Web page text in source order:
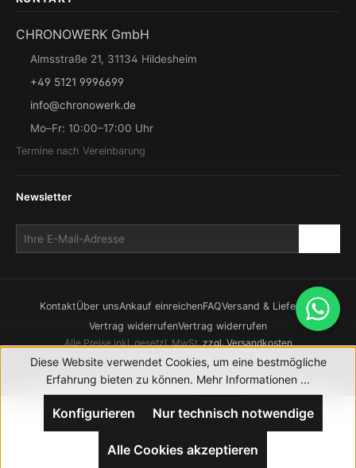
CHRONOWERK GmbH
Almsstraße 21, 31134 Hildesheim
+49 5121 9996699
info@chronowerk.de
Mo–Fr: 10:00–17:00 Uhr
Termine nach Vereinbarung
Newsletter
KontaktÜber unsAnkauf einreichenFAQVersand & Lieferung
Vertrag widerrufenVertrag widerrufen
Alle Preise inkl. gesetzl. MwSt.zzgl. Versandkosten
© 2026 CHRONOWERK GmbH. Alle Rechte vorbehalten.
Realisierung durch XICTRON
Diese Website verwendet Cookies, um eine bestmögliche
Erfahrung bieten zu können. Mehr Informationen ...
Nur technisch notwendige
Konfigurieren
Alle Cookies akzeptieren